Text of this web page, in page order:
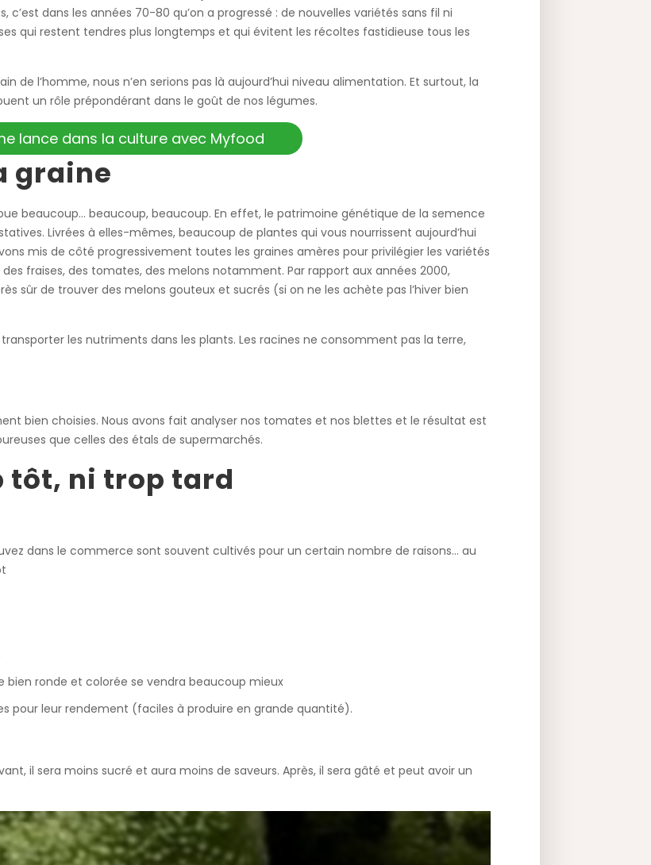
dans les années 70-80 qu’on a progressé : de nouvelles variétés sans fil ni
qui restent tendres plus longtemps et qui évitent les récoltes fastidieuse tous les
de l’homme, nous n’en serions pas là aujourd’hui niveau alimentation. Et surtout, la
un rôle prépondérant dans le goût de nos légumes.
lance dans la culture avec Myfood
graine
beaucoup… beaucoup, beaucoup. En effet, le patrimoine génétique de la semence
Livrées à elles-mêmes, beaucoup de plantes qui vous nourrissent aujourd’hui
mis de côté progressivement toutes les graines amères pour privilégier les variétés
fraises, des tomates, des melons notamment. Par rapport aux années 2000,
sûr de trouver des melons gouteux et sucrés (si on ne les achète pas l’hiver bien
les nutriments dans les plants. Les racines ne consomment pas la terre,
bien choisies. Nous avons fait analyser nos tomates et nos blettes et le résultat est
que celles des étals de supermarchés.
tôt, ni trop tard
dans le commerce sont souvent cultivés pour un certain nombre de raisons… au
bien ronde et colorée se vendra beaucoup mieux
pour leur rendement (faciles à produire en grande quantité).
il sera moins sucré et aura moins de saveurs. Après, il sera gâté et peut avoir un